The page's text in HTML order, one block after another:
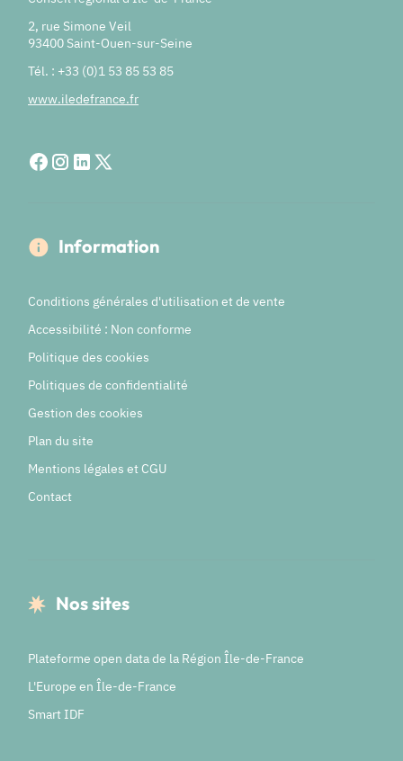
2, rue Simone Veil
93400 Saint-Ouen-sur-Seine
Tél. : +33 (0)1 53 85 53 85
www.iledefrance.fr
Information
Conditions générales d'utilisation et de vente
Accessibilité : Non conforme
Politique des cookies
Politiques de confidentialité
Gestion des cookies
Plan du site
Mentions légales et CGU
Contact
Nos sites
Plateforme open data de la Région Île-de-France
L'Europe en Île-de-France
Smart IDF